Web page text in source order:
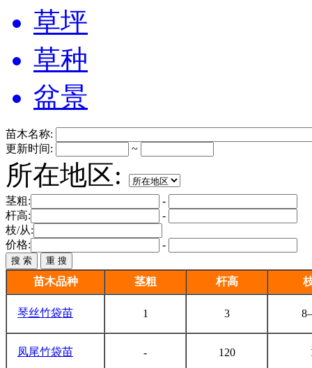
草坪
草种
盆景
苗木名称:
更新时间:
~
所在地区:
茎粗:
-
杆高:
-
枝/从:
价格:
-
苗木品种 茎粗 杆高
琴丝竹袋苗 1 3
凤尾竹袋苗 - 120